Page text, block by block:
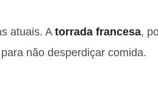
atuais. A torrada francesa,
não desperdiçar comida.